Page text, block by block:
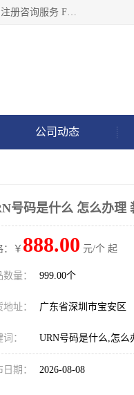
深圳市鼎顺检测认证有限公司专注于各类产品出口注册 产品注册 美国URN注册 跨境电商产品出口注册 产品出口注册咨询服务 FDA食品注册等我们是一家商务服务公司，为客户提供商标注册，本公司实力雄厚，能满足客户多种需求。
公司动态
号码是什么 怎么办理
：￥ 888.00 元/个 起
量： 999.00个
址： 广东省深圳市宝安区
： URN号码是什么,怎么
期： 2026-08-08